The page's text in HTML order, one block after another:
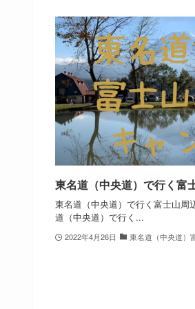
東名道（中央道）で行く富
東名道（中央道）で行く富士山周
道（中央道）で行く...
2022年4月26日 東名道（中央道）